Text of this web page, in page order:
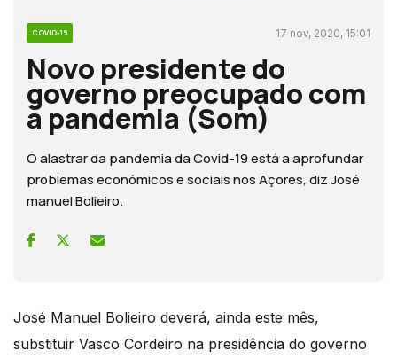
COVID-19 17 nov, 2020, 15:01
Novo presidente do
governo preocupado com
a pandemia (Som)
O alastrar da pandemia da Covid-19 está a aprofundar
problemas económicos e sociais nos Açores, diz José
manuel Bolieiro.
José Manuel Bolieiro deverá, ainda este mês,
substituir Vasco Cordeiro na presidência do governo